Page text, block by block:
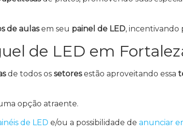
de aulasem seu painel de LED, incentivando
de LED em
de todos os setoresestão aproveitando essa
opção atraente.
de LED e/ou a possibilidade de anunciar